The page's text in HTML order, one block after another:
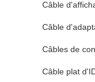
Câble
Câble
Câbles de
Câble plat